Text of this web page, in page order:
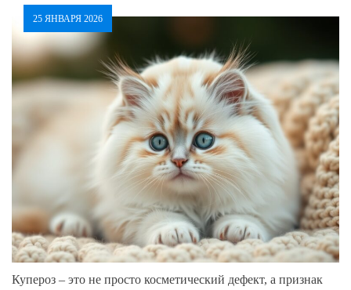
25 ЯНВАРЯ 2026
Купероз – это не просто косметический дефект, а признак